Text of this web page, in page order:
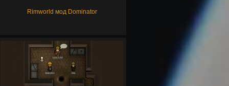
Rimworld мод Dominator